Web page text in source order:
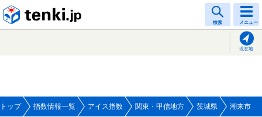
検索 メニュー
現在地
トップ 指数情報一覧 アイス指数 関東・甲信地方 茨城県 潮来市